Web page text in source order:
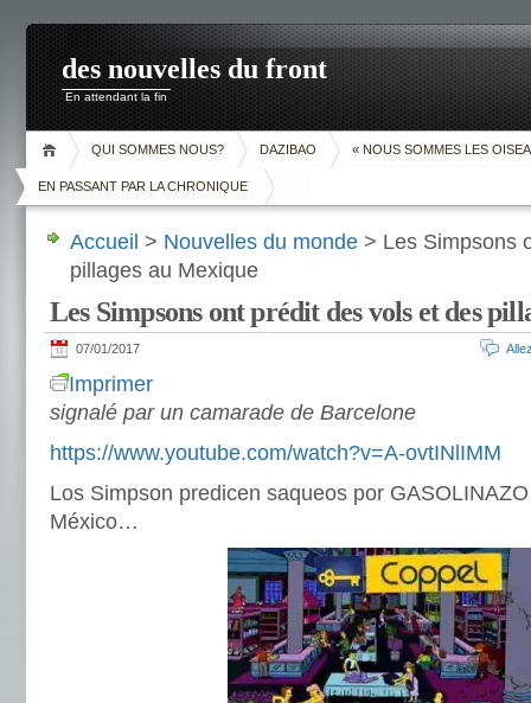
des nouvelles du front
En attendant la fin
QUI SOMMES NOUS? DAZIBAO « NOUS SOMMES LES
EN PASSANT PAR LA CHRONIQUE
Accueil > Nouvelles du monde > Les Simpsons
pillages au Mexique
Les Simpsons ont prédit des vols et des
07/01/2017
Imprimer
signalé par un camarade de Barcelone
https://www.youtube.com/watch?v=A-ovtINlIMM
Los Simpson predicen saqueos por
México…